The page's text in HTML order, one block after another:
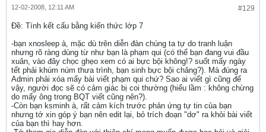
#129
12-02-2008, 12:11 AM
Ðề: Tính kết cấu bằng kiến thức lớp 7
-bạn xnosleep à, mặc dù trên diễn đàn chúng ta tự do tranh luận
nhưng rõ ràng dùng từ như bạn là phạm qui (có thể bạn đang vui đầu
xuân, vào đây chọc ghẹo xem có ai bực bội không!? suốt mấy ngày
tết phải khúm núm thưa trình, bạn sinh bực bội chăng?). Mà đúng ra
Admin phải xóa mấy bài viết phạm qui chứ? Sao ai viết gì cũng để
vậy, người đọc sẽ có cảm giác bị coi thường (hiểu lầm : không chừng
do mấy ông trong BQT viết cũng nên?).
-Còn bạn ksminh à, rất cảm kích trước phản ứng tự tin của bạn
nhưng tớ xin góp ý bạn nên edit lại, bỏ trích đoạn "dơ" ra khỏi bài viết
của bạn thì hay hơn.